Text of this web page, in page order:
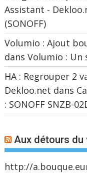
Assistant -
(SONOFF)
Volumio : Ajout
dansVolumio : Un
HA : Regrouper 2
Dekloo.net dans
: SONOFF SNZB-
Aux détours du
http://